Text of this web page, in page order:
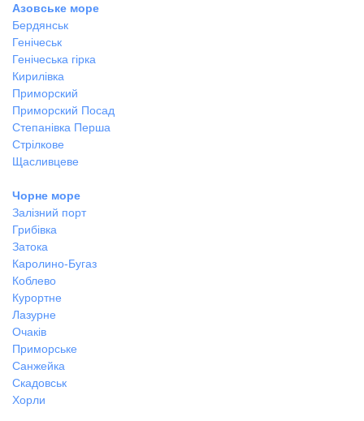
Азовське море
Бердянськ
Генічеськ
Генічеська гірка
Кирилівка
Приморский
Приморский Посад
Степанівка Перша
Стрілкове
Щасливцеве
Чорне море
Залізний порт
Грибівка
Затока
Каролино-Бугаз
Коблево
Курортне
Лазурне
Очаків
Приморське
Санжейка
Скадовськ
Хорли